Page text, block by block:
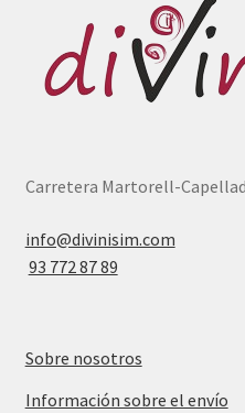
Carretera Martorell-
info@divinisim.com
93 772 87 89
Sobre nosotros
Información sobre el envío